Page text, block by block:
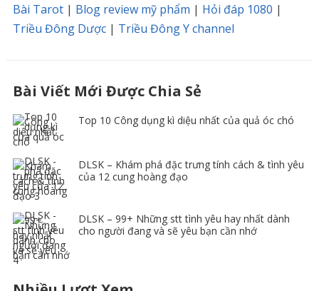
Bài Tarot| Blog review mỹ phẩm | Hỏi đáp 1080 |
Triều Đông Dược| Triều Đông Y channel
Bài Viết Mới Được Chia Sẻ
Top 10 Công dụng kì diệu nhất của quả óc chó
DLSK – Khám phá đặc trưng tính cách & tình yêu
của 12 cung hoàng đạo
DLSK – 99+ Những stt tình yêu hay nhất dành
cho người đang và sẽ yêu bạn cần nhớ